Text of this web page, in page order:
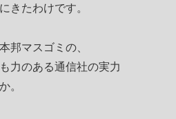
きたわけです。
邦マスゴミの、
力のある通信社の実力
。